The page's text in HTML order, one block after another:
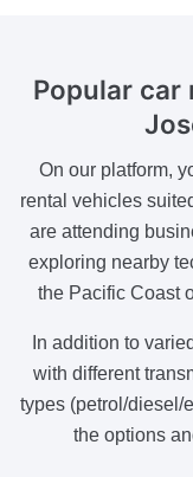
Popular car
On our platform,
rental vehicles
are attending
exploring nearby
the Pacific Coast
In addition to
with different
types (petrol/diesel/
the options